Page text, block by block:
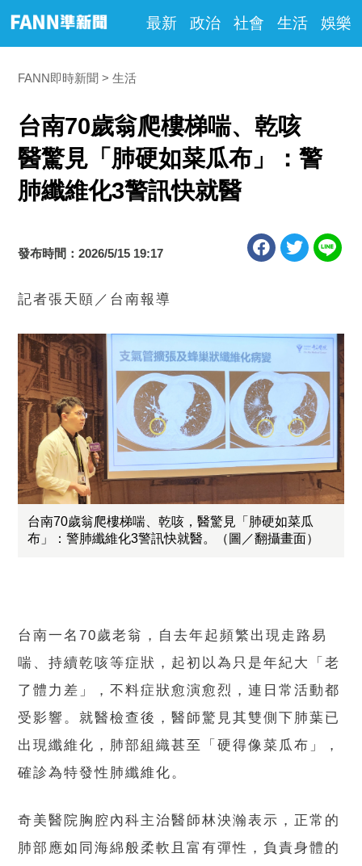
最新 政治 社會 生活 娛樂
FANN即時新聞 生活
台南70歲翁爬樓梯喘、乾咳
醫驚見「肺硬如菜瓜布」：警
肺纖維化3警訊快就醫
發布時間：2026/5/15 19:17
記者張天頤／台南報導
台南70歲翁爬樓梯喘、乾咳，醫驚見「肺硬如菜瓜
布」：警肺纖維化3警訊快就醫。（圖／翻攝畫面）
台南一名70歲老翁，自去年起頻繁出現走路易
喘、持續乾咳等症狀，起初以為只是年紀大「老
了體力差」，不料症狀愈演愈烈，連日常活動都
受影響。就醫檢查後，醫師驚見其雙側下肺葉已
出現纖維化，肺部組織甚至「硬得像菜瓜布」，
確診為特發性肺纖維化。
奇美醫院胸腔內科主治醫師林泱瀚表示，正常的
肺部應如同海綿般柔軟且富有彈性，負責身體的